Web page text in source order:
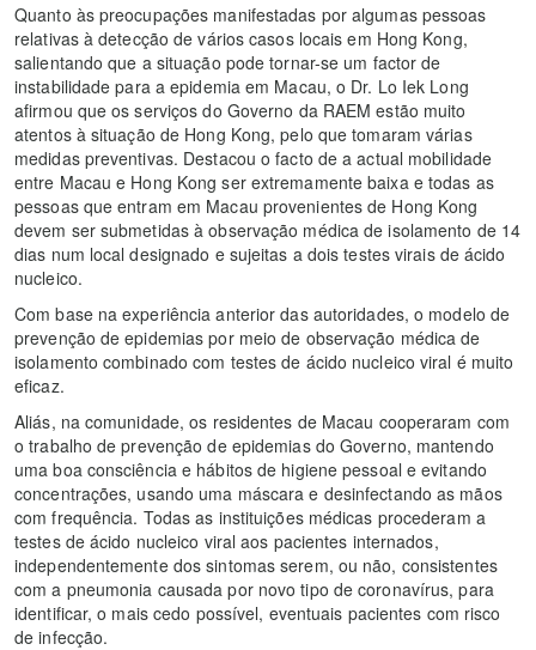
Quanto às preocupações manifestadas por algumas pessoas
relativas à detecção de vários casos locais em Hong Kong,
salientando que a situação pode tornar-se um factor de
instabilidade para a epidemia em Macau, o Dr. Lo Iek Long
afirmou que os serviços do Governo da RAEM estão muito
atentos à situação de Hong Kong, pelo que tomaram várias
medidas preventivas. Destacou o facto de a actual mobilidade
entre Macau e Hong Kong ser extremamente baixa e todas as
pessoas que entram em Macau provenientes de Hong Kong
devem ser submetidas à observação médica de isolamento de 14
dias num local designado e sujeitas a dois testes virais de ácido
nucleico.
Com base na experiência anterior das autoridades, o modelo de
prevenção de epidemias por meio de observação médica de
isolamento combinado com testes de ácido nucleico viral é muito
eficaz.
Aliás, na comunidade, os residentes de Macau cooperaram com
o trabalho de prevenção de epidemias do Governo, mantendo
uma boa consciência e hábitos de higiene pessoal e evitando
concentrações, usando uma máscara e desinfectando as mãos
com frequência. Todas as instituições médicas procederam a
testes de ácido nucleico viral aos pacientes internados,
independentemente dos sintomas serem, ou não, consistentes
com a pneumonia causada por novo tipo de coronavírus, para
identificar, o mais cedo possível, eventuais pacientes com risco
de infecção.